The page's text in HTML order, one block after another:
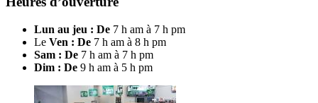
Lun au jeu : De 7 h am à 7 h pm
Le Ven : De 7 h am à 8 h pm
Sam : De 7 h am à 7 h pm
Dim : De 9 h am à 5 h pm